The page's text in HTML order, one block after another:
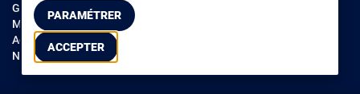
PARAMÉTRER
ACCEPTER
Gérer mes cookies
Mentions légales
Accessibilité : non conforme
Notice d'accessibilité